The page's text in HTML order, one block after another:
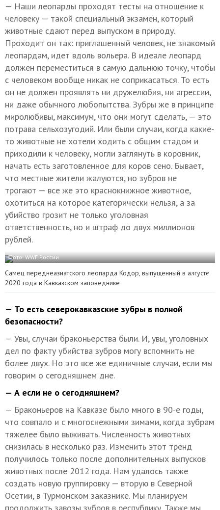
— Наши леопарды проходят тесты на отношение к
человеку — такой специальный экзамен, который
животные сдают перед выпуском в природу.
Проходит он так: приглашенный человек, не знакомый
леопардам, идет вдоль вольера. В идеале леопард
должен переместиться в самую дальнюю точку, чтобы
с человеком вообще никак не соприкасаться. То есть
он не должен проявлять ни дружелюбия, ни агрессии,
ни даже обычного любопытства. Зубры же в принципе
миролюбивы, максимум, что они могут сделать, — это
потрава сельхозугодий. Или были случаи, когда какие-
то животные не хотели ходить с общим стадом и
приходили к человеку, могли заглянуть в коровник,
начать есть заготовленное для коров сено. Бывает,
что местные жители жалуются, но зубров не
трогают — все же это краснокнижное животное,
охотиться на которое категорически нельзя, а за
убийство грозит не только уголовная
ответственность, но и штраф до двух миллионов
рублей.
Фото: WWF России
Самец переднеазиатского леопарда Кодор, выпущенный в августе
2020 года в Кавказском заповеднике
— То есть северокавказские зубры в полной
безопасности?
— Увы, случаи браконьерства были. И, увы, уголовных
дел по факту убийства зубров могу вспомнить не
более двух. Но это все же единичные случаи, если мы
говорим о сегодняшнем дне.
— А если не о сегодняшнем?
— Браконьеров на Кавказе было много в 90-е годы,
что совпало и с многоснежными зимами, когда зубрам
тяжелее было выживать. Численность животных
снизилась в несколько раз. Изменить этот тренд
получилось только после дополнительных выпусков
животных после 2012 года. Нам удалось также
создать новую группировку — вторую в Северной
Осетии, в Турмонском заказнике. Мы планируем